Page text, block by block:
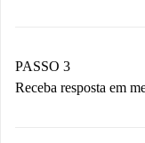
Não cobramos
PASSO 3
Receba resposta em